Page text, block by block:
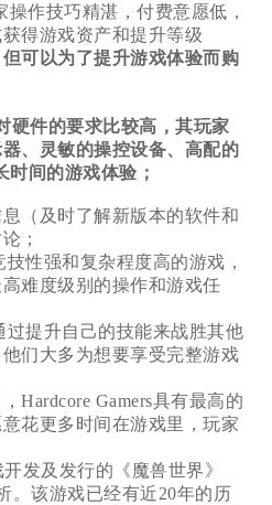
操作技巧精湛，付费意愿低，
得游戏资产和提升等级
可以为了提升游戏体验而购
硬件的要求比较高，其玩家
、灵敏的操控设备、高配的
间的游戏体验；
（及时了解新版本的软件和
；
技性强和复杂程度高的游戏，
难度级别的操作和游戏任
过提升自己的技能来战胜其他
们大多为想要享受完整游戏
Hardcore Gamers具有最高的
花更多时间在游戏里，玩家
发及发行的《魔兽世界》
。该游戏已经有近20年的历